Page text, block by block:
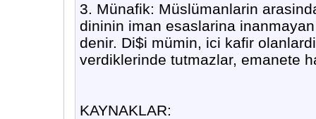
3. Münafik: Müslümanlarin
dininin iman esaslarina
denir. Di$i mümin, ici kafir
verdiklerinde tutmazlar, emanete
KAYNAKLAR: